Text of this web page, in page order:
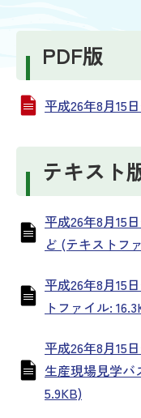
PDF版
平成26年8月15
テキスト
平成26年8月15
ど (テキストフ
平成26年8月15
トファイル:
平成26年8月15
生産現場見学バ
5.9KB)